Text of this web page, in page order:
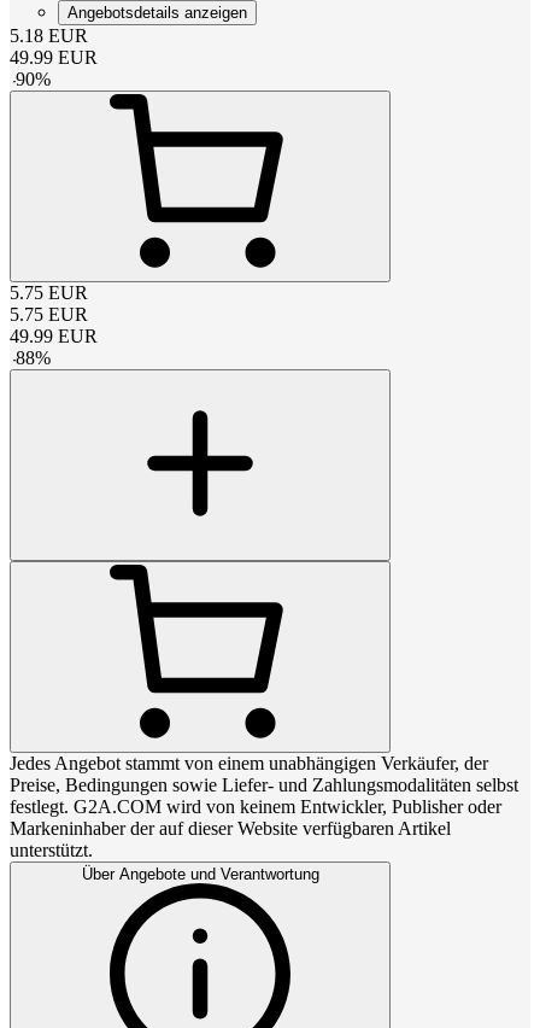
Angebotsdetails anzeigen
5.18 EUR
49.99 EUR
-90%
5.75 EUR
5.75 EUR
49.99 EUR
-88%
Jedes Angebot stammt von einem unabhängigen Verkäufer, der
Preise, Bedingungen sowie Liefer- und Zahlungsmodalitäten selbst
festlegt. G2A.COM wird von keinem Entwickler, Publisher oder
Markeninhaber der auf dieser Website verfügbaren Artikel
unterstützt.
Über Angebote und Verantwortung